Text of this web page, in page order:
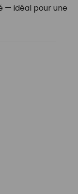
— idéal pour une